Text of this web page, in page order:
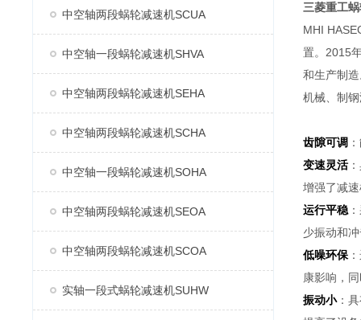
中空轴两段蜗轮减速机SCUA
中空轴一段蜗轮减速机SHVA
中空轴两段蜗轮减速机SEHA
中空轴两段蜗轮减速机SCHA
中空轴一段蜗轮减速机SOHA
中空轴两段蜗轮减速机SEOA
中空轴两段蜗轮减速机SCOA
实轴一段式蜗轮减速机SUHW
三菱重工
MHI
置。2015
和生产制
机械、制
齿隙可调
变速灵活
增强了减
运行平稳
少振动和
低噪环保
康影响，
振动小：